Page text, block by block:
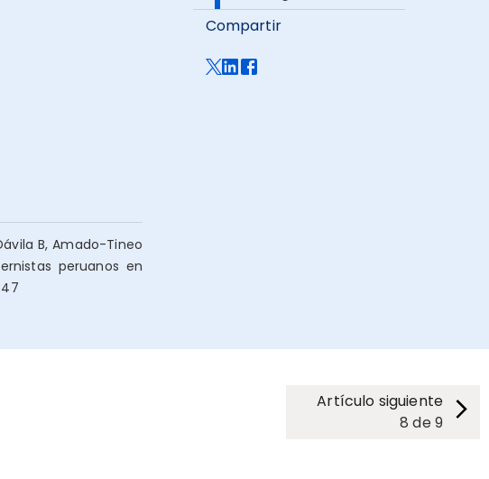
B, Amado-Tineo
peruanos en
Compartir
Artículo siguiente
8 de9